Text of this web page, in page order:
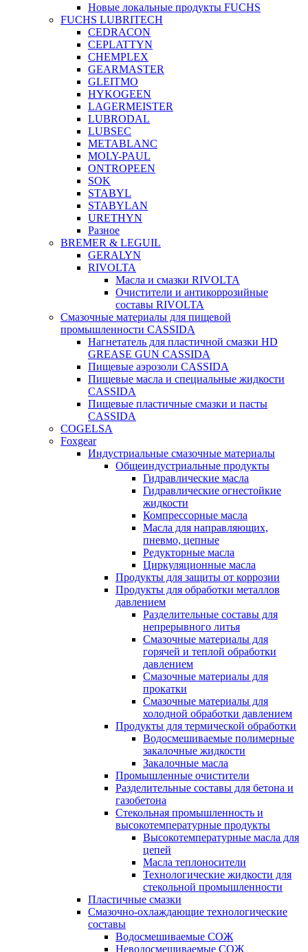
Новые локальные продукты FUCHS
FUCHS LUBRITECH
CEDRACON
CEPLATTYN
CHEMPLEX
GEARMASTER
GLEITMO
HYKOGEEN
LAGERMEISTER
LUBRODAL
LUBSEC
METABLANC
MOLY-PAUL
ONTROPEEN
SOK
STABYL
STABYLAN
URETHYN
Разное
BREMER & LEGUIL
GERALYN
RIVOLTA
Масла и смазки RIVOLTA
Очистители и антикоррозийные
составы RIVOLTA
Смазочные материалы для пищевой
промышленности CASSIDA
Нагнетатель для пластичной смазки HD
GREASE GUN CASSIDA
Пищевые аэрозоли CASSIDA
Пищевые масла и специальные жидкости
CASSIDA
Пищевые пластичные смазки и пасты
CASSIDA
COGELSA
Foxgear
Индустриальные смазочные материалы
Общеиндустриальные продукты
Гидравлические масла
Гидравлические огнестойкие
жидкости
Компрессорные масла
Масла для направляющих,
пневмо, цепные
Редукторные масла
Циркуляционные масла
Продукты для защиты от коррозии
Продукты для обработки металлов
давлением
Разделительные составы для
непрерывного литья
Смазочные материалы для
горячей и теплой обработки
давлением
Смазочные материалы для
прокатки
Смазочные материалы для
холодной обработки давлением
Продукты для термической обработки
Водосмешиваемые полимерные
закалочные жидкости
Закалочные масла
Промышленные очистители
Разделительные составы для бетона и
газобетона
Стекольная промышленность и
высокотемпературные продукты
Высокотемпературные масла для
цепей
Масла теплоносители
Технологические жидкости для
стекольной промышленности
Пластичные смазки
Смазочно-охлаждающие технологические
составы
Водосмешиваемые СОЖ
Неводосмешиваемые СОЖ